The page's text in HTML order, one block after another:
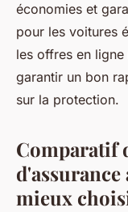
Apolline•22 août
économies et
pour les voitures
les offres en
garantir un bon
sur la protection.
Comparatif
mieux